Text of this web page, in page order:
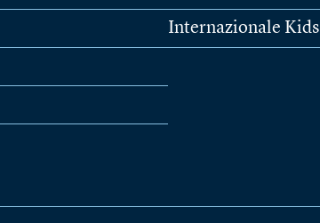
Internazionale Kids